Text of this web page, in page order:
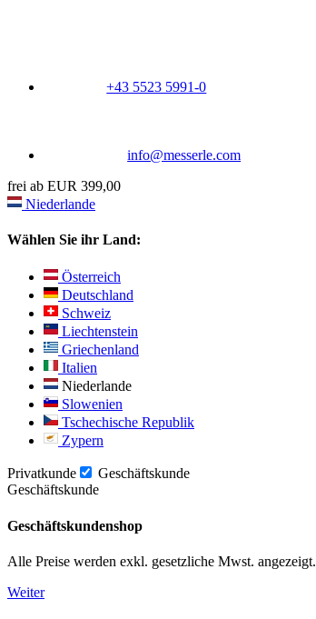
+43 5523 5991-0
info@messerle.com
frei ab EUR 399,00
Niederlande
Wählen Sie ihr Land:
Österreich
Deutschland
Schweiz
Liechtenstein
Griechenland
Italien
Niederlande
Slowenien
Tschechische Republik
Zypern
Privatkunde
Geschäftskunde
Geschäftskunde
Geschäftskundenshop
Alle Preise werden exkl. gesetzliche Mwst. angezeigt.
Weiter